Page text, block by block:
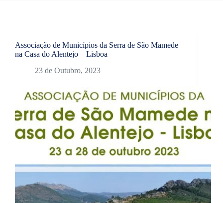
Associação de Municípios da Serra de São Mamede
na Casa do Alentejo – Lisboa
23 de Outubro, 2023